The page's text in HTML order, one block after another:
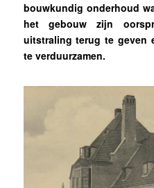
bouwkundig onderhoud
het gebouw zijn
uitstraling terug te geven
te verduurzamen.